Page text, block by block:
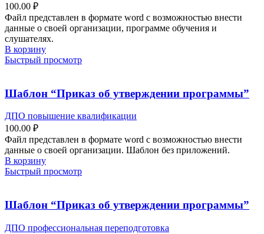
100.00 ₽
Файл представлен в формате word с возможностью внести
данные о своей организации, программе обучения и
слушателях.
В корзину
Быстрый просмотр
Шаблон “Приказ об утверждении программы”
ДПО повышение квалификации
100.00 ₽
Файл представлен в формате word с возможностью внести
данные о своей организации. Шаблон без приложений.
В корзину
Быстрый просмотр
Шаблон “Приказ об утверждении программы”
ДПО профессиональная переподготовка